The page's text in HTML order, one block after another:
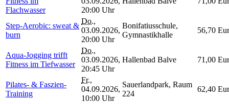
Flachwasser
20:00 Uhr
Step-Aerobic: sweat &
burn
Do.,
03.09.2026,
20:00 Uhr
Bonifatiusschule,
Gymnastikhalle
56,70
Aqua-Jogging trifft
Fitness im Tiefwasser
Do.,
03.09.2026,
20:45 Uhr
Hallenbad Balve 71,00
Pilates- & Faszien-
Training
Fr.,
04.09.2026,
10:00 Uhr
Sauerlandpark, Raum
224
62,40